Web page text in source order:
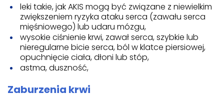
leki takie, jak AKIS mogą być związane z niewielkim
zwiększeniem ryzyka ataku serca (zawału serca
mięśniowego) lub udaru mózgu,
wysokie ciśnienie krwi, zawał serca, szybkie lub
nieregularne bicie serca, ból w klatce piersiowej,
opuchnięcie ciała, dłoni lub stóp,
astma, duszność,
Zaburzenia krwi